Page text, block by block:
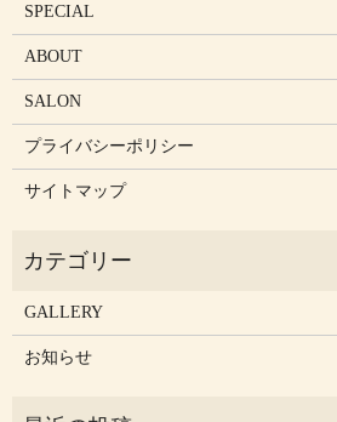
SPECIAL
ABOUT
SALON
プライバシーポリシー
サイトマップ
GALLERY
お知らせ